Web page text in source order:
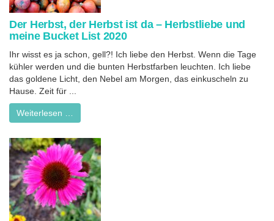
Der Herbst, der Herbst ist da – Herbstliebe und
meine Bucket List 2020
Ihr wisst es ja schon, gell?! Ich liebe den Herbst. Wenn die Tage
kühler werden und die bunten Herbstfarben leuchten. Ich liebe
das goldene Licht, den Nebel am Morgen, das einkuscheln zu
Hause. Zeit für ...
Weiterlesen …